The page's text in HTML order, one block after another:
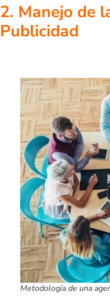
2. Manejo de
Publicidad
Metodología de una